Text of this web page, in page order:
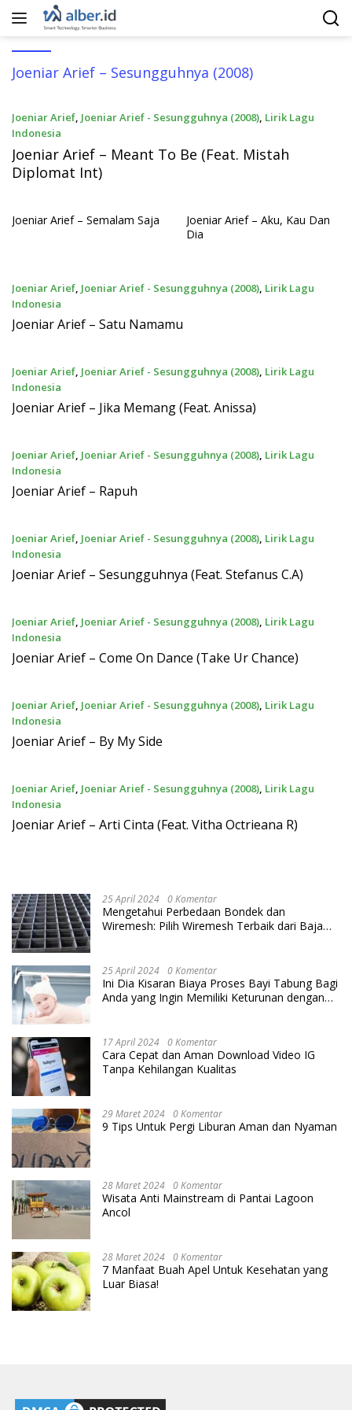
Langsung
Joeniar Arief – Sesungguhnya (2008)
Joeniar Arief, Joeniar Arief - Sesungguhnya (2008), Lirik Lagu
Indonesia
27 November 2010
Joeniar Arief – Meant To Be (Feat. Mistah
Diplomat Int)
Joeniar Arief – Semalam Saja
Joeniar Arief – Aku, Kau Dan
Dia
Joeniar Arief, Joeniar Arief - Sesungguhnya (2008), Lirik Lagu
Indonesia
27 November 2010
Joeniar Arief – Satu Namamu
Joeniar Arief, Joeniar Arief - Sesungguhnya (2008), Lirik Lagu
Indonesia
27 November 2010
Joeniar Arief – Jika Memang (Feat. Anissa)
Joeniar Arief, Joeniar Arief - Sesungguhnya (2008), Lirik Lagu
Indonesia
27 November 2010
Joeniar Arief – Rapuh
Joeniar Arief, Joeniar Arief - Sesungguhnya (2008), Lirik Lagu
Indonesia
27 November 2010
Joeniar Arief – Sesungguhnya (Feat. Stefanus C.A)
Joeniar Arief, Joeniar Arief - Sesungguhnya (2008), Lirik Lagu
Indonesia
27 November 2010
Joeniar Arief – Come On Dance (Take Ur Chance)
Joeniar Arief, Joeniar Arief - Sesungguhnya (2008), Lirik Lagu
Indonesia
27 November 2010
Joeniar Arief – By My Side
Joeniar Arief, Joeniar Arief - Sesungguhnya (2008), Lirik Lagu
Indonesia
27 November 2010
Joeniar Arief – Arti Cinta (Feat. Vitha Octrieana R)
25 April 2024 0 Komentar
Mengetahui Perbedaan Bondek dan
Wiremesh: Pilih Wiremesh Terbaik dari Baja
25 April 2024 0 Komentar
Ini Dia Kisaran Biaya Proses Bayi Tabung Bagi
Anda yang Ingin Memiliki Keturunan dengan
17 April 2024 0 Komentar
Cara Cepat dan Aman Download Video IG
Tanpa Kehilangan Kualitas
29 Maret 2024 0 Komentar
9 Tips Untuk Pergi Liburan Aman dan Nyaman
28 Maret 2024 0 Komentar
Wisata Anti Mainstream di Pantai Lagoon
Ancol
28 Maret 2024 0 Komentar
7 Manfaat Buah Apel Untuk Kesehatan yang
Luar Biasa!